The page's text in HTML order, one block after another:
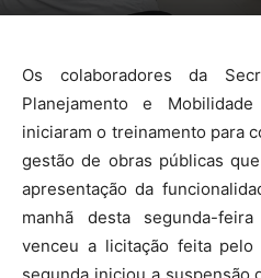
Os colaboradores da
Planejamento e
iniciaram o treinamento para
gestão de obras públicas
apresentação da
manhã desta segunda-
venceu a licitação feita pelo